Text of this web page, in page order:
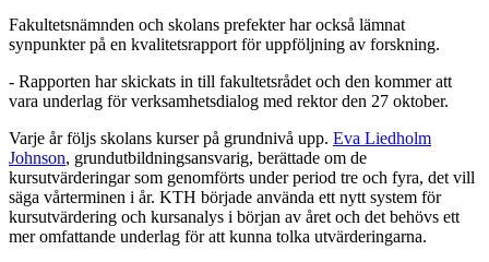
Fakultetsnämnden och skolans prefekter har också lämnat
synpunkter på en kvalitetsrapport för uppföljning av forskning.
- Rapporten har skickats in till fakultetsrådet och den kommer att
vara underlag för verksamhetsdialog med rektor den 27 oktober.
Varje år följs skolans kurser på grundnivå upp. Eva Liedholm
Johnson, grundutbildningsansvarig, berättade om de
kursutvärderingar som genomförts under period tre och fyra, det vill
säga vårterminen i år. KTH började använda ett nytt system för
kursutvärdering och kursanalys i början av året och det behövs ett
mer omfattande underlag för att kunna tolka utvärderingarna.